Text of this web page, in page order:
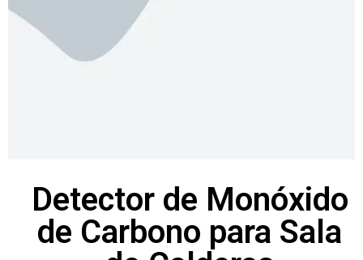
Detector de Monóxido
de Carbono para Sala